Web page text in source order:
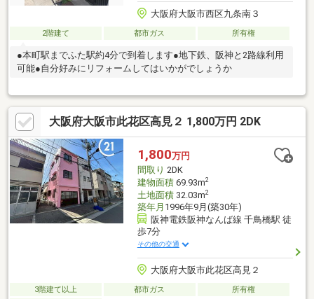
大阪府大阪市西区九条南３
2階建て 都市ガス 所有権
●本町駅までふた駅約4分で到着します●地下鉄、阪神と2路線利用
可能●自分好みにリフォームしてはいかがでしょうか
大阪府大阪市此花区高見２ 1,800万円 2DK
1,800万円
間取り 2DK
建物面積69.93m2
土地面積32.03m2
築年月 1996年9月(築30年)
阪神電鉄阪神なんば線 千鳥橋駅 徒
歩7分
その他の交通
大阪府大阪市此花区高見２
3階建て以上 都市ガス
所有権